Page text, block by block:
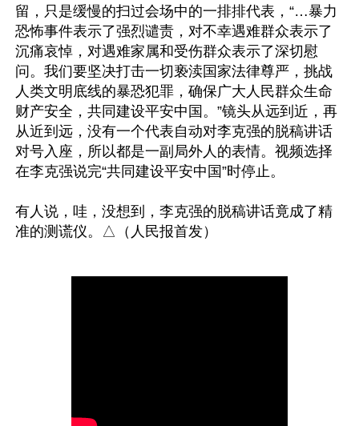
留，只是缓慢的扫过会场中的一排排代表，“…暴力
恐怖事件表示了强烈谴责，对不幸遇难群众表示了
沉痛哀悼，对遇难家属和受伤群众表示了深切慰
问。我们要坚决打击一切亵渎国家法律尊严，挑战
人类文明底线的暴恐犯罪，确保广大人民群众生命
财产安全，共同建设平安中国。”镜头从远到近，再
从近到远，没有一个代表自动对李克强的脱稿讲话
对号入座，所以都是一副局外人的表情。视频选择
在李克强说完“共同建设平安中国”时停止。
有人说，哇，没想到，李克强的脱稿讲话竟成了精